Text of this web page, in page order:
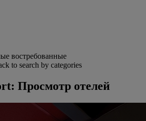
востребованные
to search by categories
Просмотр отелей